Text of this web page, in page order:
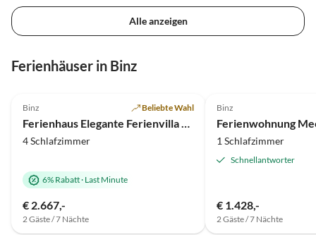
Alle anzeigen
Ferienhäuser in Binz
Binz Beliebte Wahl
Ferienhaus Elegante Ferienvilla am Schmachter See
4 Schlafzimmer
6% Rabatt· Last Minute
€ 2.667,-
2 Gäste / 7 Nächte
Binz
1 Schlafzimmer
Schnellantworter
€ 1.428,-
2 Gäste / 7 Nächte